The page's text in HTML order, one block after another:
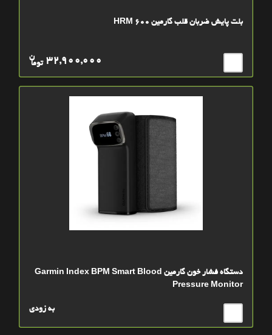
بلت پایش ضربان قلب گارمین HRM 600
توما
ن 32,900,000
دستگاه فشار خون گارمین Garmin Index BPM Smart Blood
Pressure Monitor
به زودی